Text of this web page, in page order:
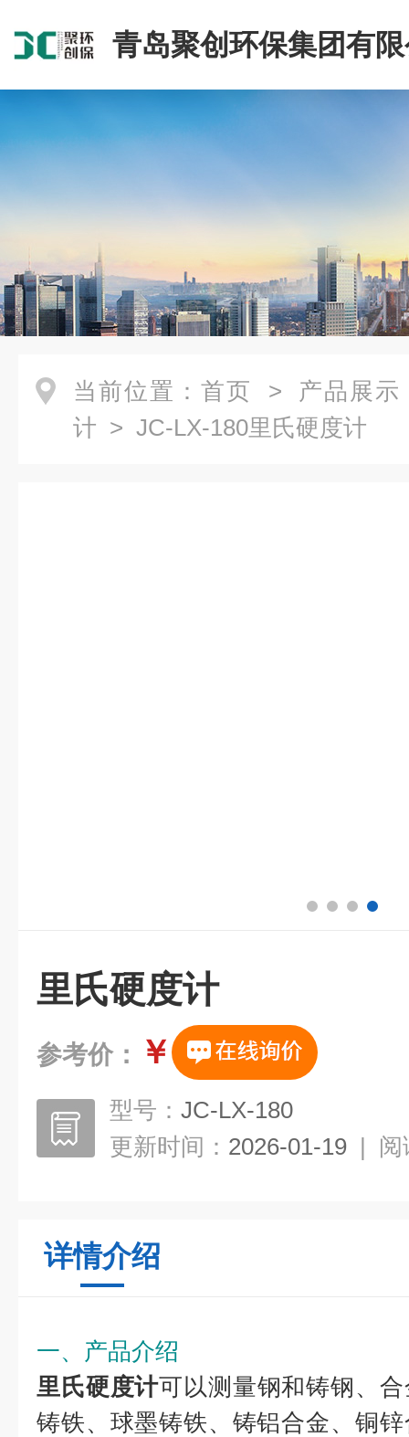
青岛聚创环保集团有
当前位置： 首页 > 产品展示
计 > JC-LX-180里氏硬度计
里氏硬度计
参考价： ￥
型号： JC-LX-180
更新时间： 2026-01-19 | 阅
详情介绍
一、产品介绍
里氏硬度计可以测量钢和铸钢、
铸铁、球墨铸铁、铸铝合金、铜